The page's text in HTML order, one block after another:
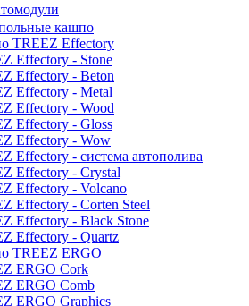
кашпо
TREEZ Effectory
Effectory - Stone
Effectory - Beton
Effectory - Metal
Effectory - Wood
Effectory - Gloss
Effectory - Wow
Effectory - система автополива
Effectory - Crystal
Effectory - Volcano
Effectory - Corten Steel
Effectory - Black Stone
Effectory - Quartz
TREEZ ERGO
ERGO Cork
ERGO Comb
ERGO Graphics